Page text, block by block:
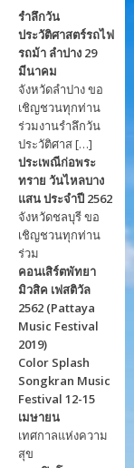
รำลึกวัน
ประวัติศาสตร์รถไฟ
รถม้า ลำปาง 29
มีนาคม
จังหวัดลำปาง ขอ
เชิญชวนทุกท่าน
ร่วมงานรำลึกวัน
ประวัติศาส […]
ประเพณีก่อพระ
ทราย วันไหลบาง
แสน ประจำปี 2562
จังหวัดชลบุรี ขอ
เชิญชวนทุกท่าน
ร่วม
คอนเสิร์ตพัทยา
มิวสิค เฟสติวัล
2562 (Pattaya
Music Festival
2019)
Color Splash
Songkran Music
Festival 12-15
เมษายน
เทศกาลแห่งความ
สุข